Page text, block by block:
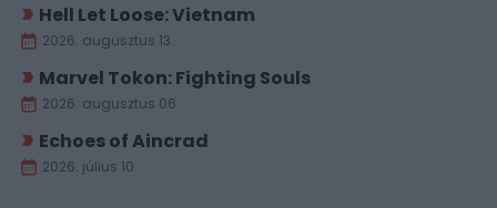
Hell Let Loose: Vietnam
2026. augusztus 13.
Marvel Tokon: Fighting Souls
2026. augusztus 06.
Echoes of Aincrad
2026. július 10.